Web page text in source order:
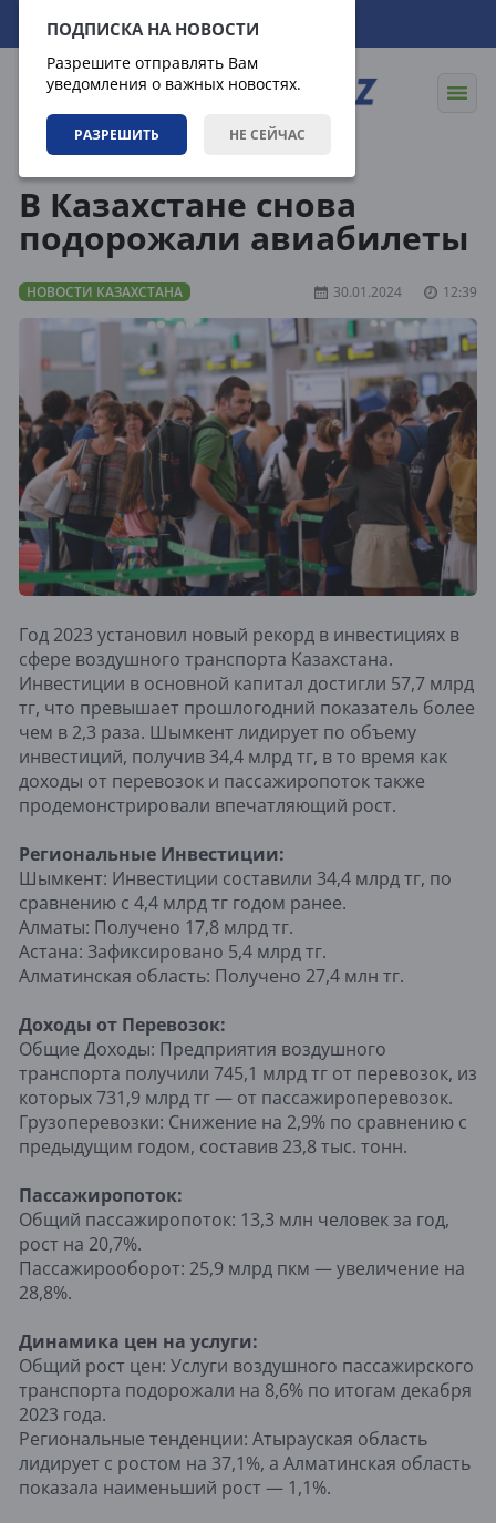
ПОДПИСКА НА НОВОСТИ
Разрешите отправлять Вам
уведомления о важных новостях.
РАЗРЕШИТЬ НЕ СЕЙЧАС
09.08.2026 14:26:21
В Казахстане снова
подорожали авиабилеты
НОВОСТИ КАЗАХСТАНА 30.01.2024 12:39
Год 2023 установил новый рекорд в инвестициях в
сфере воздушного транспорта Казахстана.
Инвестиции в основной капитал достигли 57,7 млрд
тг, что превышает прошлогодний показатель более
чем в 2,3 раза. Шымкент лидирует по объему
инвестиций, получив 34,4 млрд тг, в то время как
доходы от перевозок и пассажиропоток также
продемонстрировали впечатляющий рост.
Региональные Инвестиции:
Шымкент: Инвестиции составили 34,4 млрд тг, по
сравнению с 4,4 млрд тг годом ранее.
Алматы: Получено 17,8 млрд тг.
Астана: Зафиксировано 5,4 млрд тг.
Алматинская область: Получено 27,4 млн тг.
Доходы от Перевозок:
Общие Доходы: Предприятия воздушного
транспорта получили 745,1 млрд тг от перевозок, из
которых 731,9 млрд тг — от пассажироперевозок.
Грузоперевозки: Снижение на 2,9% по сравнению с
предыдущим годом, составив 23,8 тыс. тонн.
Пассажиропоток:
Общий пассажиропоток: 13,3 млн человек за год,
рост на 20,7%.
Пассажирооборот: 25,9 млрд пкм — увеличение на
28,8%.
Динамика цен на услуги:
Общий рост цен: Услуги воздушного пассажирского
транспорта подорожали на 8,6% по итогам декабря
2023 года.
Региональные тенденции: Атырауская область
лидирует с ростом на 37,1%, а Алматинская область
показала наименьший рост — 1,1%.